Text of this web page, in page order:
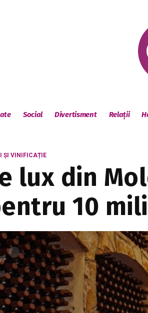
Social Divertisment Relații
ȘI VINIFICAȚIE
lux din
10